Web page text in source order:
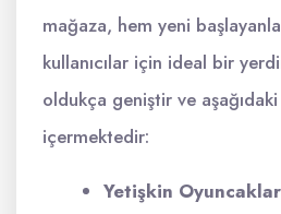
mağaza, hem yeni
kullanıcılar için ideal bir
oldukça geniştir ve
içermektedir:
Yetişkin